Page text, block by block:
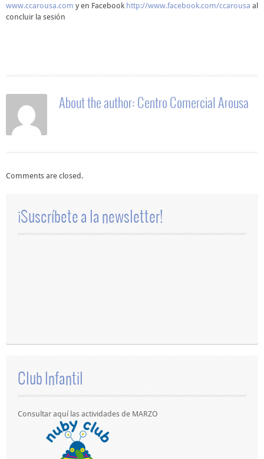
www.ccarousa.com y en Facebook http://www.facebook.com/ccarousa al
concluir la sesión
About the author: Centro Comercial Arousa
Comments are closed.
¡Suscríbete a la newsletter!
Club Infantil
Consultar aquí las actividades de MARZO